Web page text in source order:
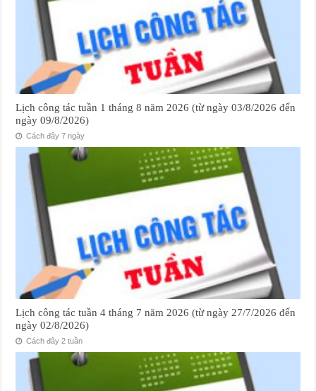
Lịch công tác tuần 1 tháng 8 năm 2026 (từ ngày 03/8/2026 đến
ngày 09/8/2026)
Cách đây 7 ngày
Lịch công tác tuần 4 tháng 7 năm 2026 (từ ngày 27/7/2026 đến
ngày 02/8/2026)
Cách đây 2 tuần